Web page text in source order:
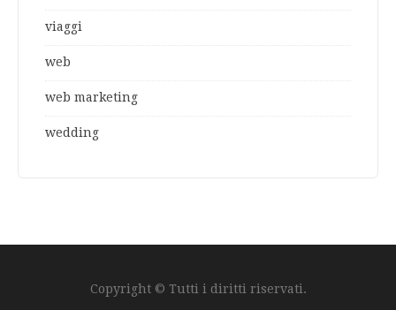
viaggi
web
web marketing
wedding
Copyright © Tutti i diritti riservati.